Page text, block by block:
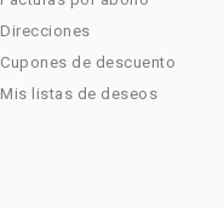
Direcciones
Cupones de descuento
Mis listas de deseos